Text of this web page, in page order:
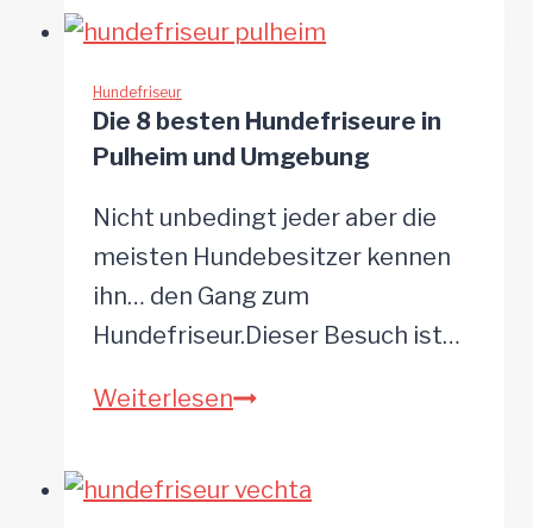
besten
Zwickau
und
Umgebung
Hundefriseur
Die 8 besten Hundefriseure in
Pulheim und Umgebung
Nicht unbedingt jeder aber die
meisten Hundebesitzer kennen
ihn… den Gang zum
Hundefriseur.Dieser Besuch ist…
WeiterlesenDie
besten